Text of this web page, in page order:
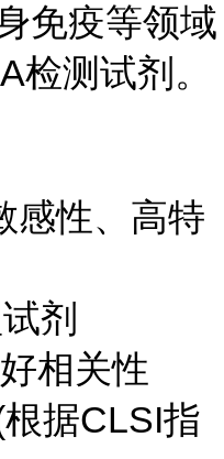
免疫等领域
检测试剂。
感性、高特
剂
相关性
据CLSI指